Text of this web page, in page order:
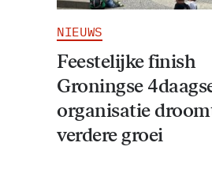
NIEUWS
Feestelijke finish
Groningse
organisatie
verdere groei